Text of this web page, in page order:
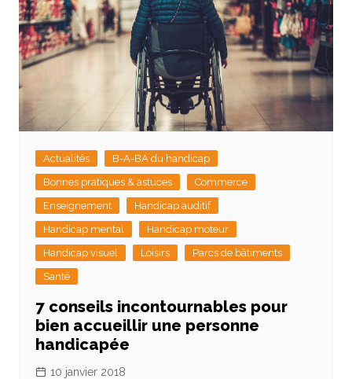
Actualités
B-A-BA du handicap
Bonnes pratiques & astuces
Commerce
Enseignement
Handicap auditif
Handicap mental
Handicap moteur
Handicap visuel
Loisirs
Parcs de bâtiments
Santé
7 conseils incontournables pour
bien accueillir une personne
handicapée
10 janvier 2018